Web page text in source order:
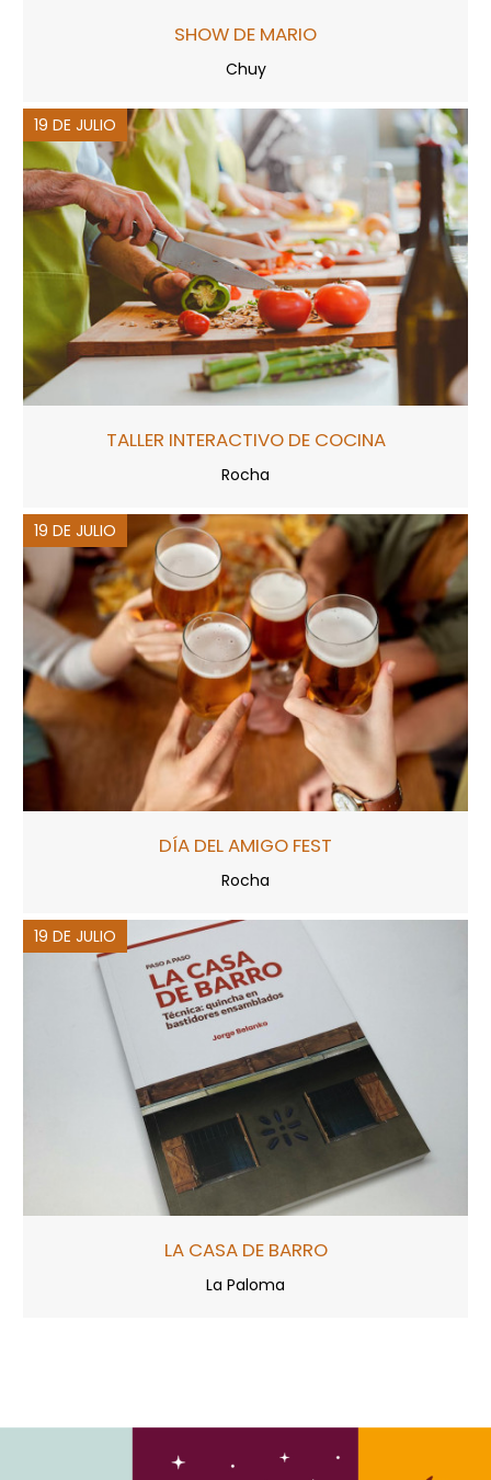
SHOW DE MARIO
Chuy
19 DE JULIO
TALLER INTERACTIVO DE COCINA
Rocha
19 DE JULIO
DÍA DEL AMIGO FEST
Rocha
19 DE JULIO
LA CASA DE BARRO
La Paloma